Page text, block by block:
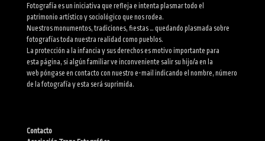
Fotografía es un iniciativa que refleja e intenta plasmar todo el
patrimonio artístico y sociológico que nos rodea.
Nuestros monumentos, tradiciones, fiestas … quedando plasmada sobre
fotografías toda nuestra realidad como pueblos.
La protección a la infancia y sus derechos es motivo importante para
esta página, si algún familiar ve inconveniente salir su hijo/a en la
web póngase en contacto con nuestro e-mail indicando el nombre, número
de la fotografía y esta será suprimida.
Contacto